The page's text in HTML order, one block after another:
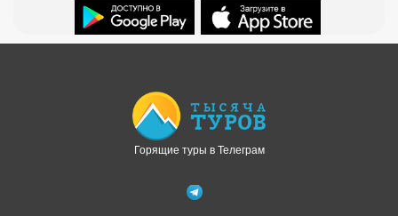
Горящие туры в Телеграм